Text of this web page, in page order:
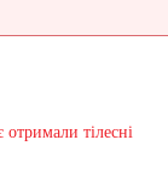
тілесні